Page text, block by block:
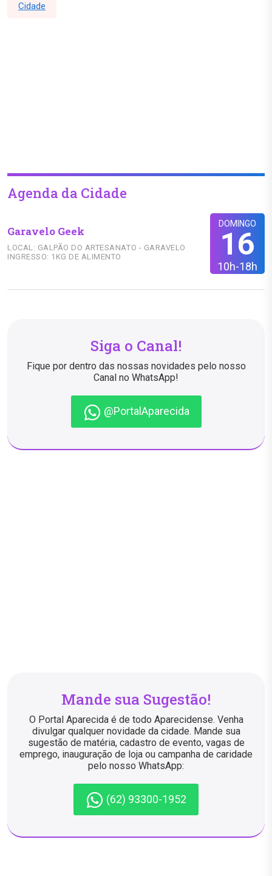
Cidade
Agenda da Cidade
DOMINGO
16
10h-18h
Garavelo Geek
LOCAL: GALPÃO DO ARTESANATO - GARAVELO
INGRESSO: 1KG DE ALIMENTO
Siga o Canal!
Fique por dentro das nossas novidades pelo nosso
Canal no WhatsApp!
@PortalAparecida
Mande sua Sugestão!
O Portal Aparecida é de todo Aparecidense. Venha
divulgar qualquer novidade da cidade. Mande sua
sugestão de matéria, cadastro de evento, vagas de
emprego, inauguração de loja ou campanha de caridade
pelo nosso WhatsApp:
(62) 93300-1952